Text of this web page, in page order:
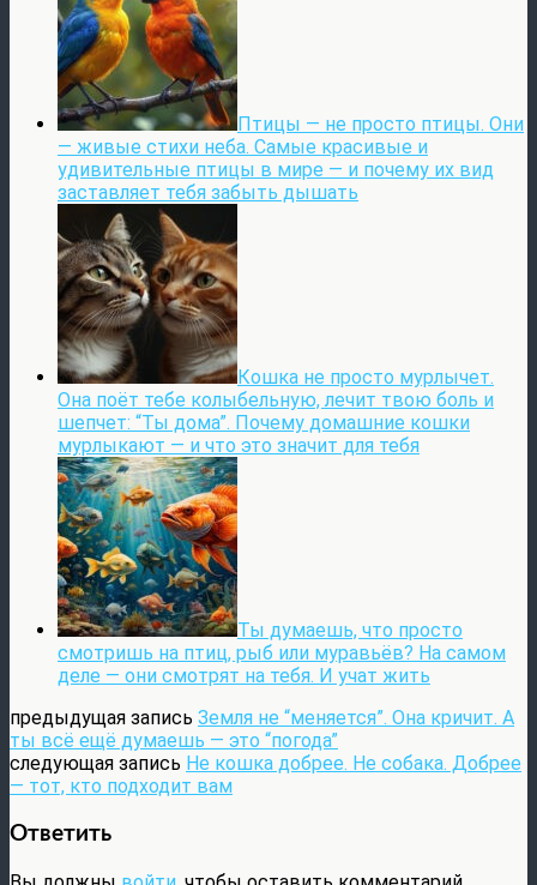
Птицы — не просто птицы. Они
— живые стихи неба. Самые красивые и
удивительные птицы в мире — и почему их вид
заставляет тебя забыть дышать
Кошка не просто мурлычет.
Она поёт тебе колыбельную, лечит твою боль и
шепчет: “Ты дома”. Почему домашние кошки
мурлыкают — и что это значит для тебя
Ты думаешь, что просто
смотришь на птиц, рыб или муравьёв? На самом
деле — они смотрят на тебя. И учат жить
предыдущая запись Земля не “меняется”. Она кричит. А
ты всё ещё думаешь — это “погода”
следующая запись Не кошка добрее. Не собака. Добрее
— тот, кто подходит вам
Ответить